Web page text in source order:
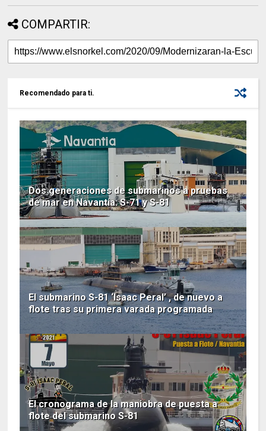
COMPARTIR:
Recomendado para ti.
Dos generaciones de submarinos a pruebas
de mar en Navantia: S-71 y S-81
El submarino S-81 ‘Isaac Peral’ , de nuevo a
flote tras su primera varada programada
El cronograma de la maniobra de puesta a
flote del submarino S-81